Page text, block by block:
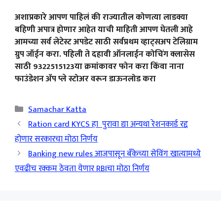
अशाप्रकारे आपण पाहिलं की राज्यातील कोणत्या लाडक्या
बहिणी अपात्र होणार आहेत याची माहिती आपण घेतली आहे
आमच्या सर्व लेटेस्ट अपडेट साठी सर्वप्रथम व्हाट्सअप टेलिग्राम
ग्रुप जॉईन करा. पहिली ते दहावी ऑनलाईन कोचिंग क्लासेस
साठी 9322515123या क्रमांकावर फोन करा किंवा नाना
फाउंडेशन ॲप प्ले स्टोअर वरून डाऊनलोड करा
Categories
Samachar Katta
Ration card KYCS हा पुरावा द्या अन्यथा रेशनकार्ड रद्द
होणार सरकारचा मोठा निर्णय
Banking new rules आजपासून बँकेच्या सेविंग खात्यामध्ये
एवढीच रक्कम ठेवता येणार RBIचा मोठा निर्णय